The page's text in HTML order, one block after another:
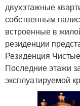
двухэтажные
собственным
встроенные в
резиденции
Резиденция
Последние этажи
эксплуатируемой